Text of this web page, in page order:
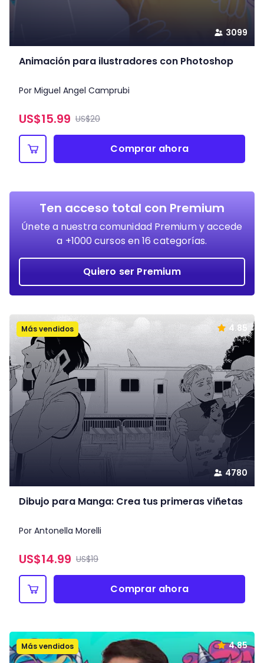
3099
Animación para ilustradores con Photoshop
Por Miguel Angel Camprubi
US$15.99 US$20
Comprar ahora
Ten acceso total con Premium
Únete a nuestra comunidad Premium y accede
a +1000 cursos en 16 categorías.
Quiero ser Premium
Más vendidos
4780
4.85
Dibujo para Manga: Crea tus primeras viñetas
Por Antonella Morelli
US$14.99 US$19
Comprar ahora
Más vendidos 4.85